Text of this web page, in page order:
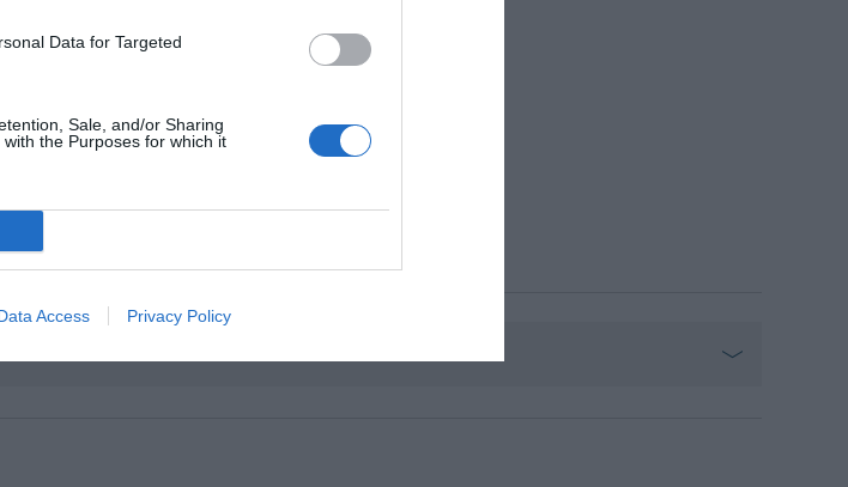
Data for Targeted
Sale, and/or Sharing
the Purposes for which it
Access Privacy Policy